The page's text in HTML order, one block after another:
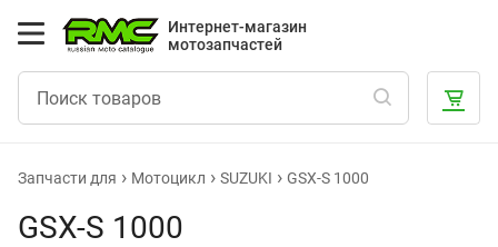
Интернет-магазин
мотозапчастей
Запчасти для Мотоцикл SUZUKI GSX-S 1000
GSX-S 1000